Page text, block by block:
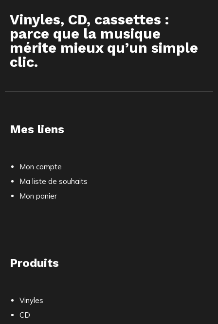
Vinyles, CD, cassettes :
parce que la musique
mérite mieux qu’un simple
clic.
Mes liens
Mon compte
Ma liste de souhaits
Mon panier
Produits
Vinyles
CD